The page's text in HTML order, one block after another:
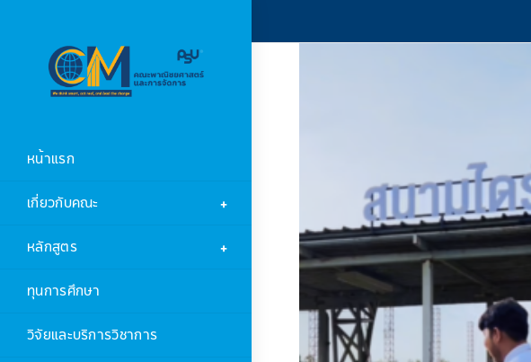
หน้าแรก
เกี่ยวกับคณะ
หลักสูตร
ทุนการศึกษา
วิจัยและบริการวิชาการ